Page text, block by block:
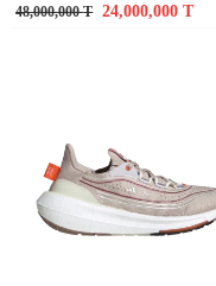
48,000,000 T 24,000,000